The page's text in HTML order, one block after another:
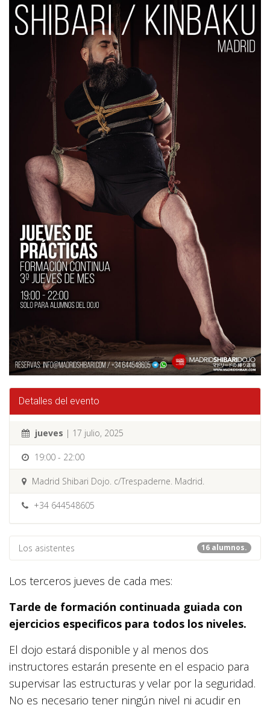
Detalles del evento
jueves | 17 julio, 2025
19:00 - 22:00
Madrid Shibari Dojo. c/Trespaderne. Madrid.
+34 644548605
16 alumnos.
Los asistentes
Los terceros jueves de cada mes:
Tarde de formación continuada guiada con
ejercicios especificos para todos los niveles.
El dojo estará disponible y al menos dos
instructores estarán presente en el espacio para
supervisar las estructuras y velar por la seguridad.
No es necesario tener ningún nivel ni acudir en